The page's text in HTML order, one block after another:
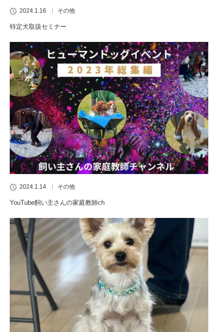
2024.1.16 その他
特定犬取扱セミナー
2024.1.14 その他
YouTube飼い主さんの家庭教師ch